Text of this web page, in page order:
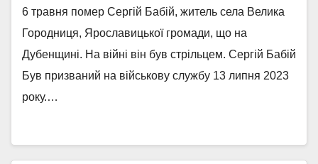
6 травня помер Сергій Бабій, житель села Велика
Городниця, Ярославицької громади, що на
Дубенщині. На війні він був стрільцем. Сергій Бабій
Був призваний на військову службу 13 липня 2023
року.…